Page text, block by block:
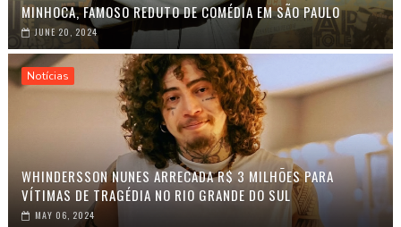
MINHOCA, FAMOSO REDUTO DE COMÉDIA EM SÃO PAULO
JUNE 20, 2024
Notícias
WHINDERSSON NUNES ARRECADA R$ 3 MILHÕES PARA
VÍTIMAS DE TRAGÉDIA NO RIO GRANDE DO SUL
MAY 06, 2024